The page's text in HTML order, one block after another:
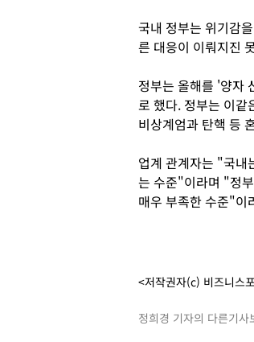
국내 정부는 위기감
른 대응이 이뤄지진
정부는 올해를 '양자
로 했다. 정부는 이같
비상계엄과 탄핵 등
업계 관계자는 "국내
는 수준"이라며 "정
매우 부족한 수준"이
<저작권자(c) 비즈니스
정희경 기자의 다른기사